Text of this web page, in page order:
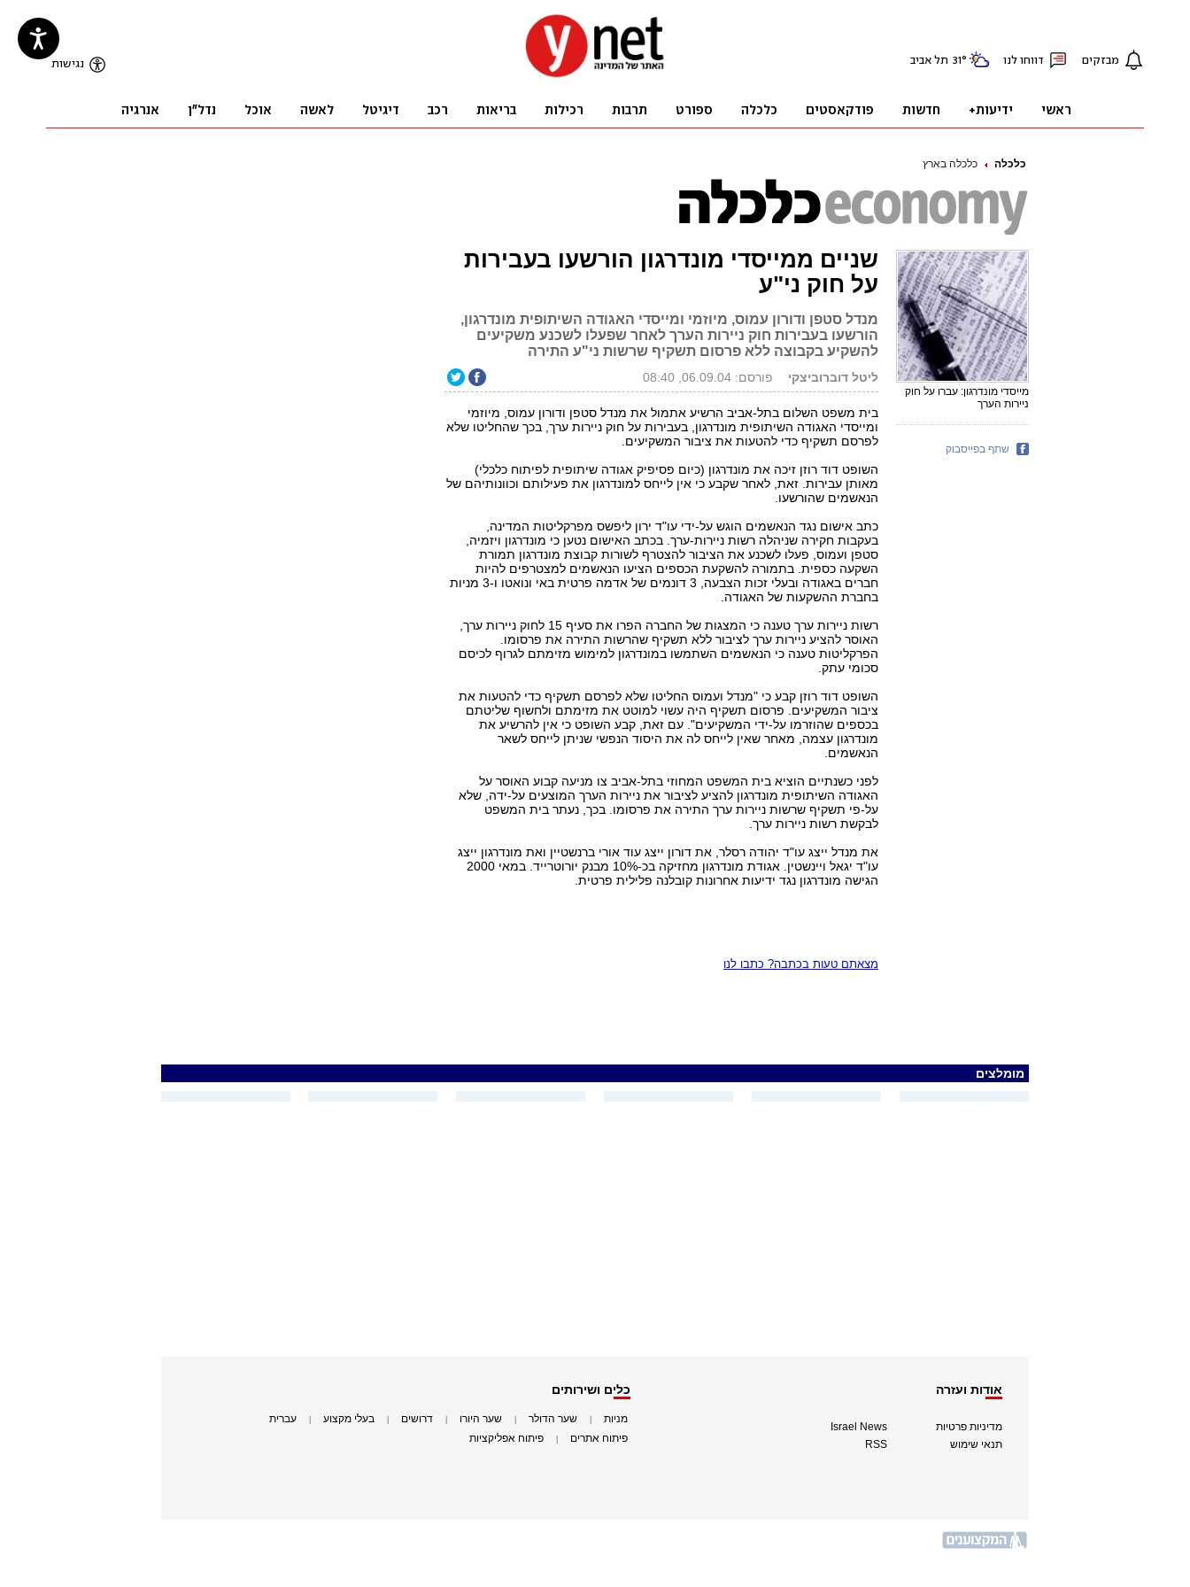
כלכלה כלכלה בארץ
שניים ממייסדי מונדרגון הורשעו בעבירות
על חוק ני"ע
מנדל סטפן ודורון עמוס, מיוזמי ומייסדי האגודה השיתופית מונדרגון,
הורשעו בעבירות חוק ניירות הערך לאחר שפעלו לשכנע משקיעים
להשקיע בקבוצה ללא פרסום תשקיף שרשות ני"ע התירה
ליטל דוברוביצקי פורסם: 06.09.04, 08:40
בית משפט השלום בתל-אביב הרשיע אתמול את מנדל סטפן ודורון עמוס, מיוזמי
ומייסדי האגודה השיתופית מונדרגון, בעבירות על חוק ניירות ערך, בכך שהחליטו שלא
לפרסם תשקיף כדי להטעות את ציבור המשקיעים.
השופט דוד רוזן זיכה את מונדרגון (כיום פסיפיק אגודה שיתופית לפיתוח כלכלי)
מאותן עבירות. זאת, לאחר שקבע כי אין לייחס למונדרגון את פעילותם וכוונותיהם של
הנאשמים שהורשעו.
כתב אישום נגד הנאשמים הוגש על-ידי עו"ד ירון ליפשס מפרקליטות המדינה,
בעקבות חקירה שניהלה רשות ניירות-ערך. בכתב האישום נטען כי מונדרגון ויזמיה,
סטפן ועמוס, פעלו לשכנע את הציבור להצטרף לשורות קבוצת מונדרגון תמורת
השקעה כספית. בתמורה להשקעת הכספים הציעו הנאשמים למצטרפים להיות
חברים באגודה ובעלי זכות הצבעה, 3 דונמים של אדמה פרטית באי ונואטו ו-3 מניות
בחברת ההשקעות של האגודה.
רשות ניירות ערך טענה כי המצגות של החברה הפרו את סעיף 15 לחוק ניירות ערך,
האוסר להציע ניירות ערך לציבור ללא תשקיף שהרשות התירה את פרסומו.
הפרקליטות טענה כי הנאשמים השתמשו במונדרגון למימוש מזימתם לגרוף לכיסם
סכומי עתק.
השופט דוד רוזן קבע כי "מנדל ועמוס החליטו שלא לפרסם תשקיף כדי להטעות את
ציבור המשקיעים. פרסום תשקיף היה עשוי למוטט את מזימתם ולחשוף שליטתם
בכספים שהוזרמו על-ידי המשקיעים". עם זאת, קבע השופט כי אין להרשיע את
מונדרגון עצמה, מאחר שאין לייחס לה את היסוד הנפשי שניתן לייחס לשאר
הנאשמים.
לפני כשנתיים הוציא בית המשפט המחוזי בתל-אביב צו מניעה קבוע האוסר על
האגודה השיתופית מונדרגון להציע לציבור את ניירות הערך המוצעים על-ידה, שלא
על-פי תשקיף שרשות ניירות ערך התירה את פרסומו. בכך, נעתר בית המשפט
לבקשת רשות ניירות ערך.
את מנדל ייצג עו"ד יהודה רסלר, את דורון ייצג עוד אורי ברנשטיין ואת מונדרגון ייצג
עו"ד יגאל ויינשטין. אגודת מונדרגון מחזיקה בכ-10% מבנק יורוטרייד. במאי 2000
הגישה מונדרגון נגד ידיעות אחרונות קובלנה פלילית פרטית.
מצאתם טעות בכתבה? כתבו לנו
מייסדי מונדרגון: עברו על חוק
ניירות הערך
שתף בפייסבוק
מומלצים
אודות ועזרה
מדיניות פרטיות
תנאי שימוש
Israel News
RSS
כלים ושירותים
מניות שער הדולר שער היורו דרושים בעלי מקצוע עברית
פיתוח אתרים פיתוח אפליקציות